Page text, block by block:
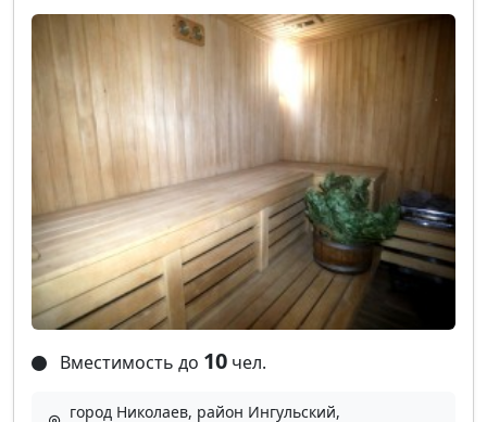
Вместимость до 10 чел.
город Николаев, район Ингульский,